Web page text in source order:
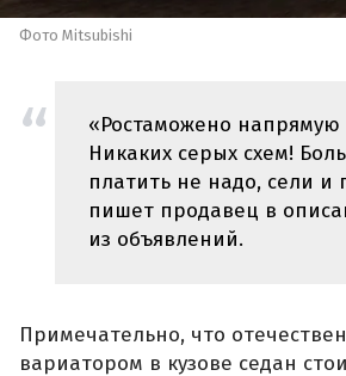
Фото Mitsubishi
«Ростаможено напрямую
Никаких серых схем!
платить не надо, сели и
пишет продавец в
из объявлений.
Примечательно, что
вариатором в кузове седан